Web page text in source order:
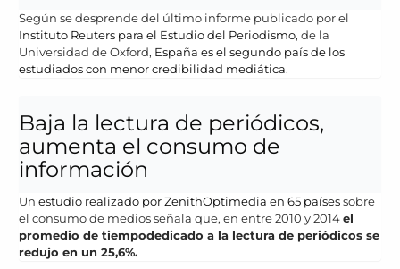
Según se desprende del último informe publicado por el
Instituto Reuters para el Estudio del Periodismo, de la
Universidad de Oxford, España es el segundo país de los
estudiados con menor credibilidad mediática.
Baja la lectura de periódicos,
aumenta el consumo de
información
Un estudio realizado por ZenithOptimedia en 65 paísessobre
el consumo de medios señala que, en entre 2010 y2014el
promedio de tiempodedicado a la lectura de periódicos se
redujo en un 25,6%.